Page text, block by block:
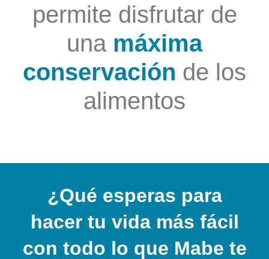
permite disfrutar de
una máxima
conservación de los
alimentos
¿Qué esperas para
hacer tu vida más fácil
con todo lo que Mabe te